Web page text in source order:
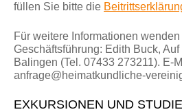
füllen Sie bitte die
Für weitere Informationen
Geschäftsführung: Edith Buck, Auf
Balingen (Tel. 07433 273211). E-
anfrage@heimatkundliche-
EXKURSIONEN UND